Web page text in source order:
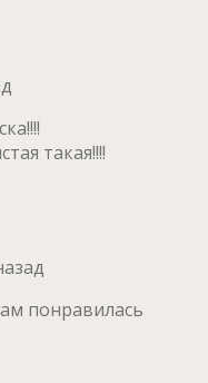
такая!!!!
понравилась